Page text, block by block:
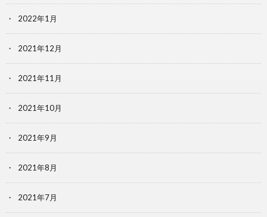
2022年1月
2021年12月
2021年11月
2021年10月
2021年9月
2021年8月
2021年7月